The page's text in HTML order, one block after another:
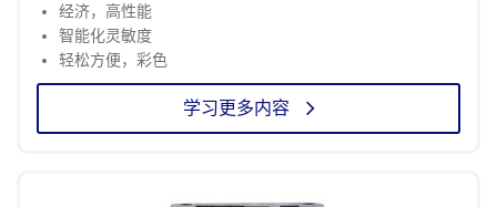
经济，高性能
智能化灵敏度
轻松方便，彩色
学习更多内容